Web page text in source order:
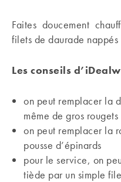
Faites doucement
filets de daurade
Les conseils
on peut remplacer la
même de gros rougets
on peut remplacer la
pousse d’épinards
pour le service, on
tiède par un simple